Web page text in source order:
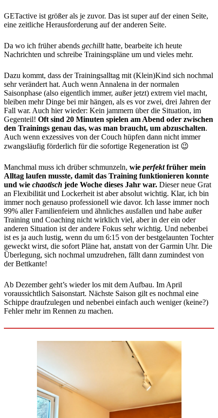
GETactive ist größer als je zuvor. Das ist super auf der einen Seite,
eine zeitliche Herausforderung auf der anderen Seite.
Da wo ich früher abends gechillthatte, bearbeite ich heute
Nachrichten und schreibe Trainingspläne um und vieles mehr.
Dazu kommt, dass der Trainingsalltag mit (Klein)Kind sich nochmal
sehr verändert hat. Auch wenn Annalena in der normalen
Saisonphase (also eigentlich immer, außer jetzt) extrem viel macht,
bleiben mehr Dinge bei mir hängen, als es vor zwei, drei Jahren der
Fall war. Auch hier wieder: Kein jammern über die Situation, im
Gegenteil! Oft sind 20 Minuten spielen am Abend oder zwischen
den Trainings genau das, was man braucht, um abzuschalten.
Auch wenn exzessives von der Couch hüpfen dann nicht immer
zwangsläufig förderlich für die sofortige Regeneration ist 😉
Manchmal muss ich drüber schmunzeln, wie perfektfrüher mein
Alltag laufen musste, damit das Training funktionieren konnte
und wie chaotisch jede Woche dieses Jahr war. Dieser neue Grat
an Flexibilität und Lockerheit ist aber absolut wichtig. Klar, ich bin
immer noch genauso professionell wie davor. Ich lasse immer noch
99% aller Familienfeiern und ähnliches ausfallen und habe außer
Training und Coaching nicht wirklich viel, aber in der ein oder
anderen Situation ist der andere Fokus sehr wichtig. Und nebenbei
ist es ja auch lustig, wenn du um 6:15 von der bestgelaunten Tochter
geweckt wirst, die sofort Pläne hat, anstatt von der Garmin Uhr. Die
Überlegung, sich nochmal umzudrehen, fällt dann zumindest von
der Bettkante!
Ab Dezember geht’s wieder los mit dem Aufbau. Im April
voraussichtlich Saisonstart. Nächste Saison gilt es nochmal eine
Schippe draufzulegen und nebenbei einfach auch weniger (keine?)
Fehler mehr im Rennen zu machen.